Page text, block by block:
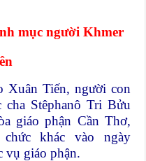
mục người Khmer
Xuân Tiến, người con
Stêphanô Tri Bửu
giáo phận Cần Thơ,
khác vào ngày
vụ giáo phận.